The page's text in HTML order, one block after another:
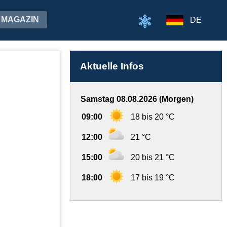
MAGAZIN DE
Aktuelle Infos
Samstag 08.08.2026 (Morgen)
09:00 18 bis 20 °C
12:00 21 °C
15:00 20 bis 21 °C
18:00 17 bis 19 °C